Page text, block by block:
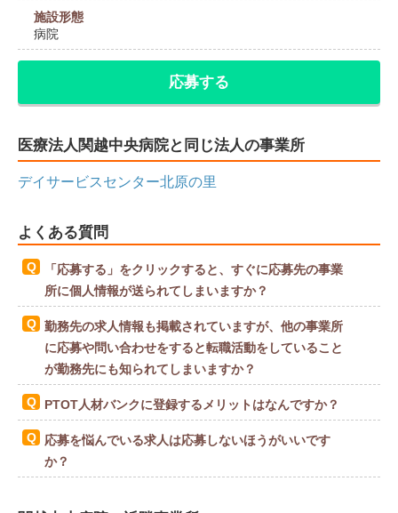
施設形態
病院
応募する
医療法人関越中央病院と同じ法人の事業所
デイサービスセンター北原の里
よくある質問
「応募する」をクリックすると、すぐに応募先の事業
所に個人情報が送られてしまいますか？
勤務先の求人情報も掲載されていますが、他の事業所
に応募や問い合わせをすると転職活動をしていること
が勤務先にも知られてしまいますか？
PTOT人材バンクに登録するメリットはなんですか？
応募を悩んでいる求人は応募しないほうがいいです
か？